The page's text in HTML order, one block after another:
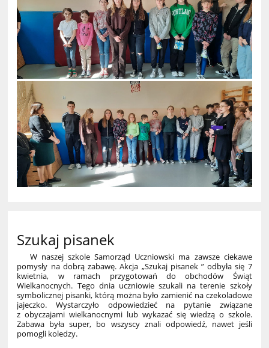
Szukaj pisanek
W naszej szkole Samorząd Uczniowski ma zawsze ciekawe
pomysły na dobrą zabawę. Akcja „Szukaj pisanek ” odbyła się 7
kwietnia, w ramach przygotowań do obchodów Świąt
Wielkanocnych. Tego dnia uczniowie szukali na terenie szkoły
symbolicznej pisanki, którą można było zamienić na czekoladowe
jajeczko. Wystarczyło odpowiedzieć na pytanie związane
z obyczajami wielkanocnymi lub wykazać się wiedzą o szkole.
Zabawa była super, bo wszyscy znali odpowiedź, nawet jeśli
pomogli koledzy.